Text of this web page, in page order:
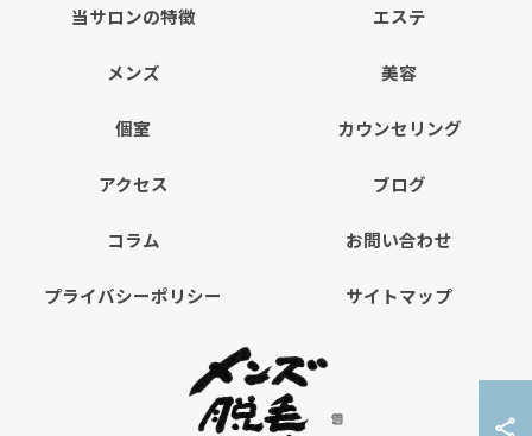
当サロンの特徴 エステ
メンズ 美容
個室 カウンセリング
アクセス ブログ
コラム お問い合わせ
プライバシーポリシー サイトマップ